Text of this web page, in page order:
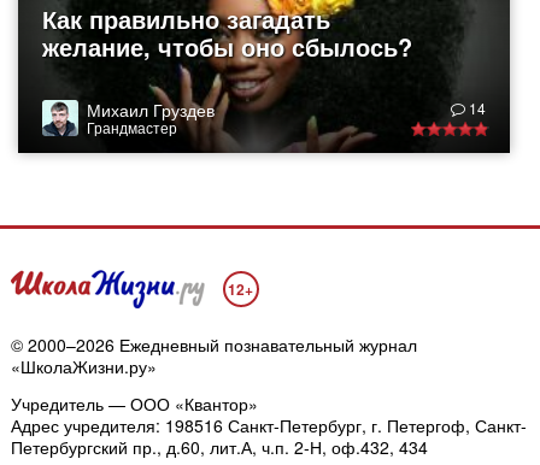
Как правильно загадать
желание, чтобы оно сбылось?
Михаил Груздев
Грандмастер
14
12+
© 2000–2026 Ежедневный познавательный журнал
«ШколаЖизни.ру»
Учредитель — ООО «Квантор»
Адрес учредителя: 198516 Санкт-Петербург, г. Петергоф, Санкт-
Петербургский пр., д.60, лит.А, ч.п. 2-Н, оф.432, 434